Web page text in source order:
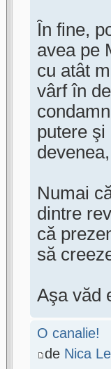
În fine,
avea pe
cu atât
vârf în
putere
Numai
dintre
că
să
Aşa văd
O canalie!
de Nica